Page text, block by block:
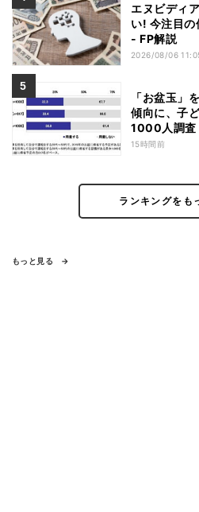
エヌビディ
い! 今注目
- FP解説
2026/08/06
「お盆玉」
傾向に、子
1000人調査
15時間前
ランキングをも
もっと見る